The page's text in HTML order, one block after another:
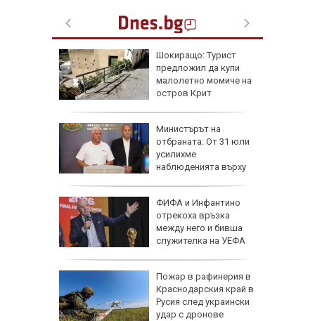
Шокиращо: Турист
предложил да купи
малолетно момиче на
остров Крит
Министърът на
отбраната: От 31 юли
усилихме
наблюденията върху
ФИФА и Инфантино
отрекоха връзка
между него и бивша
служителка на УЕФА
Пожар в рафинерия в
Краснодарския край в
Русия след украински
удар с дронове